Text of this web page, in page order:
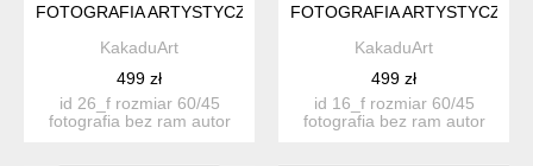
FOTOGRAFIA ARTYSTYCZNA 26F
KakaduArt
499 zł
id 26_f rozmiar 60/45
fotografia bez ram autor
FOTOGRAFIA ARTYSTYCZNA
KakaduArt
499 zł
id 16_f rozmiar 60/45
fotografia bez ram autor